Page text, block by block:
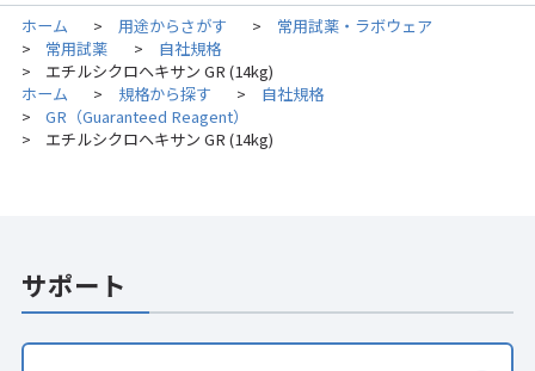
ホーム > 用途からさがす > 常用試薬・ラボウェア
> 常用試薬 > 自社規格
>
エチルシクロヘキサン GR (14kg)
ホーム
> 規格から探す > 自社規格
> GR（Guaranteed Reagent）
> エチルシクロヘキサン GR (14kg)
サポート